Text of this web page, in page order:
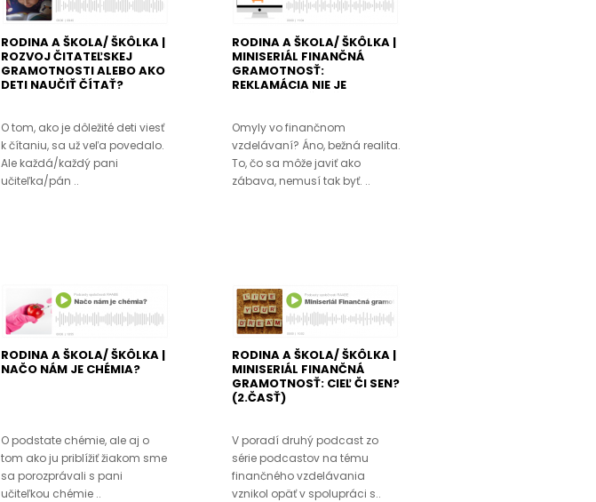
RODINA A ŠKOLA/ ŠKÔLKA |
ROZVOJ ČITATEĽSKEJ
GRAMOTNOSTI ALEBO AKO
DETI NAUČIŤ ČÍTAŤ?
O tom, ako je dôležité deti viesť
k čítaniu, sa už veľa povedalo.
Ale každá/každý pani
učiteľka/pán ..
RODINA A ŠKOLA/ ŠKÔLKA |
MINISERIÁL FINANČNÁ
GRAMOTNOSŤ:
REKLAMÁCIA NIE JE
Omyly vo finančnom
vzdelávaní? Áno, bežná realita.
To, čo sa môže javiť ako
zábava, nemusí tak byť. ..
RODINA A ŠKOLA/ ŠKÔLKA |
NAČO NÁM JE CHÉMIA?
O podstate chémie, ale aj o
tom ako ju priblížiť žiakom sme
sa porozprávali s pani
učiteľkou chémie ..
RODINA A ŠKOLA/ ŠKÔLKA |
MINISERIÁL FINANČNÁ
GRAMOTNOSŤ: CIEĽ ČI SEN?
(2.ČASŤ)
V poradí druhý podcast zo
série podcastov na tému
finančného vzdelávania
vznikol opäť v spolupráci s..